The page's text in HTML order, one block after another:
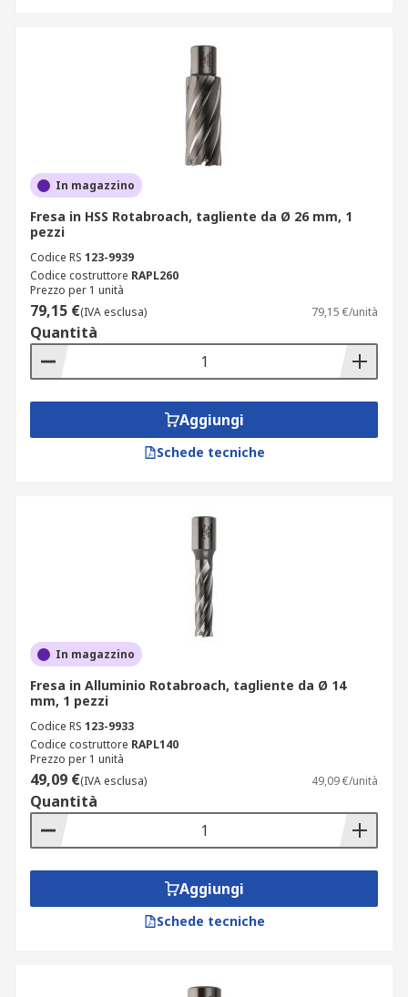
In magazzino
Fresa in HSS Rotabroach, tagliente da Ø 26 mm, 1
pezzi
Codice RS 123-9939
Codice costruttore RAPL260
Prezzo per 1 unità
79,15 €(IVA esclusa) 79,15 €/unità
Quantità
Aggiungi
Schede tecniche
In magazzino
Fresa in Alluminio Rotabroach, tagliente da Ø 14
mm, 1 pezzi
Codice RS 123-9933
Codice costruttore RAPL140
Prezzo per 1 unità
49,09 €(IVA esclusa) 49,09 €/unità
Quantità
Aggiungi
Schede tecniche